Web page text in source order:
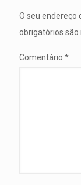
O seu endereço
obrigatórios
Comentário *